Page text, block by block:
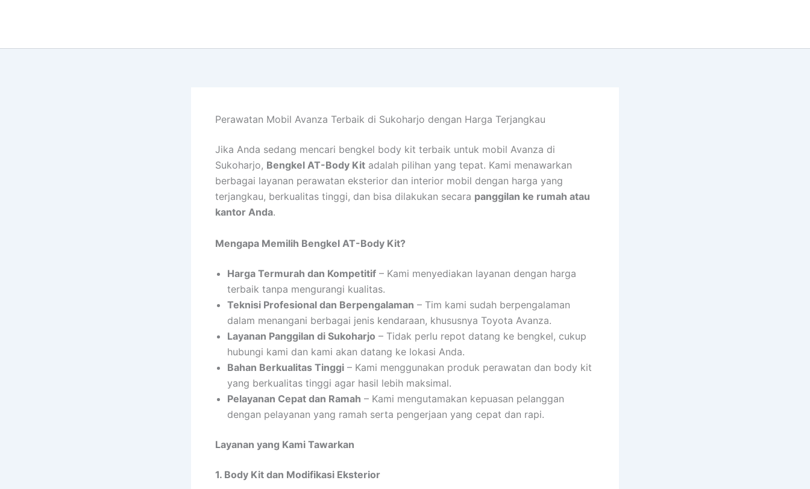
Perawatan Mobil Avanza Terbaik di Sukoharjo dengan Harga Terjangkau
Jika Anda sedang mencari bengkel body kit terbaik untuk mobil Avanza di
Sukoharjo, Bengkel AT-Body Kit adalah pilihan yang tepat. Kami menawarkan
berbagai layanan perawatan eksterior dan interior mobil dengan harga yang
terjangkau, berkualitas tinggi, dan bisa dilakukan secara panggilan ke rumah atau
kantor Anda.
Mengapa Memilih Bengkel AT-Body Kit?
Harga Termurah dan Kompetitif – Kami menyediakan layanan dengan harga
terbaik tanpa mengurangi kualitas.
Teknisi Profesional dan Berpengalaman – Tim kami sudah berpengalaman
dalam menangani berbagai jenis kendaraan, khususnya Toyota Avanza.
Layanan Panggilan di Sukoharjo – Tidak perlu repot datang ke bengkel, cukup
hubungi kami dan kami akan datang ke lokasi Anda.
Bahan Berkualitas Tinggi – Kami menggunakan produk perawatan dan body kit
yang berkualitas tinggi agar hasil lebih maksimal.
Pelayanan Cepat dan Ramah – Kami mengutamakan kepuasan pelanggan
dengan pelayanan yang ramah serta pengerjaan yang cepat dan rapi.
Layanan yang Kami Tawarkan
1. Body Kit dan Modifikasi Eksterior